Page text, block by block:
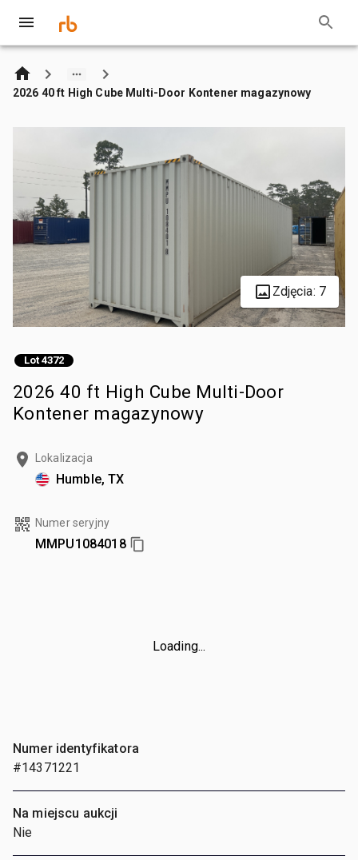
2026 40 ft High Cube Multi-Door Kontener magazynowy
Zdjęcia: 7
Lot 4372
2026 40 ft High Cube Multi-Door
Kontener magazynowy
Lokalizacja
Humble, TX
Numer seryjny
MMPU1084018
Loading...
Numer identyfikatora
#14371221
Na miejscu aukcji
Nie